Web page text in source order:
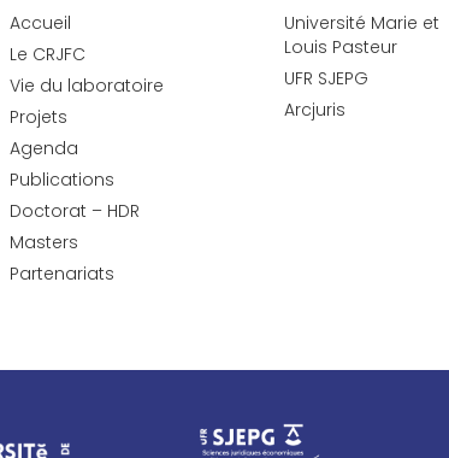
Accueil
Le CRJFC
Vie du laboratoire
Projets
Agenda
Publications
Doctorat – HDR
Masters
Partenariats
Université Marie et
Louis Pasteur
UFR SJEPG
Arcjuris